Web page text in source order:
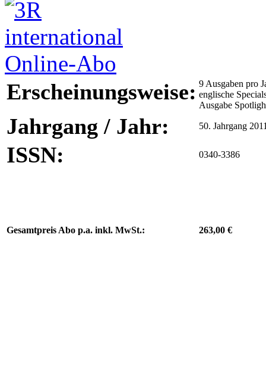
Erscheinungsweise: 9 Ausgaben pro
englische
Ausgabe
Jahrgang / Jahr: 50. Jahrgang
ISSN: 0340-3386
Gesamtpreis Abo p.a. inkl. MwSt.: 263,00 €